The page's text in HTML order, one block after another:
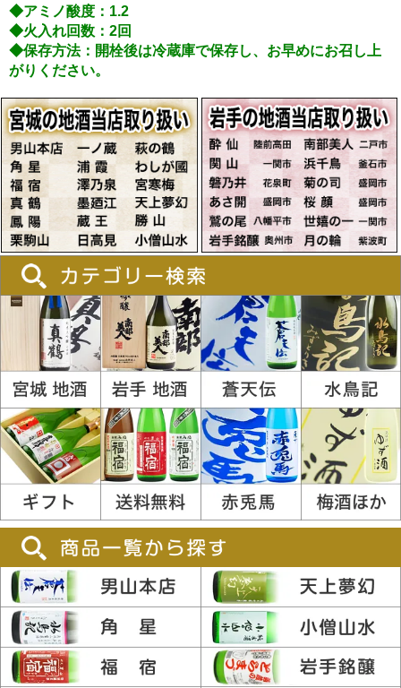
◆アミノ酸度：1.2
◆火入れ回数：2回
◆保存方法：開栓後は冷蔵庫で保存し、お早めにお召し上
がりください。